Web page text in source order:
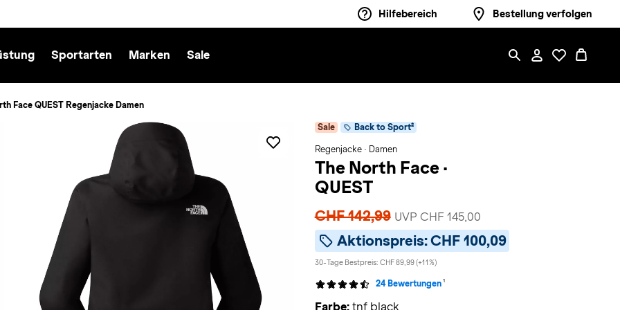
Hilfebereich Bestellung verfolgen
Sportarten Marken Sale
Face QUEST Regenjacke Damen
Sale Back to Sport²
Regenjacke · Damen
The North Face ·
QUEST
CHF 142,99 UVP CHF 145,00
Aktionspreis:CHF 100,09
30-Tage Bestpreis: CHF 89,99 (+11%)
24 Bewertungen 1
Farbe: tnf black